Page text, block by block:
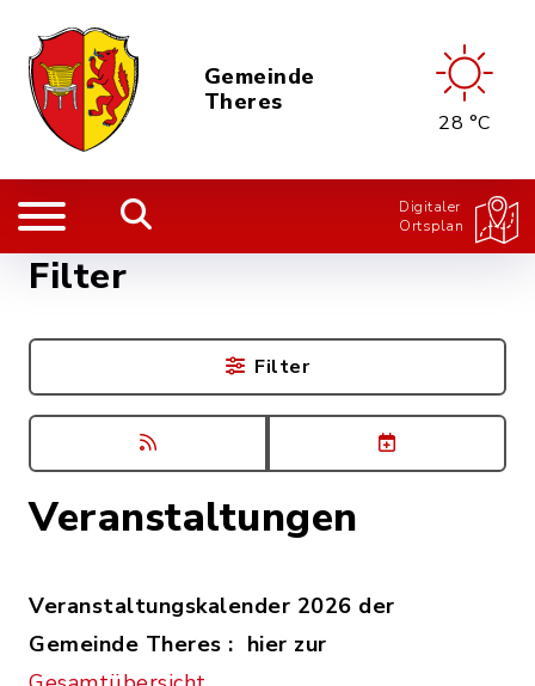
Gemeinde
Theres
28 °C
Digitaler
Ortsplan
Veranstaltungen
Veranstaltungskalender 2026 der
Gemeinde Theres : hier zur
Filter
Filter